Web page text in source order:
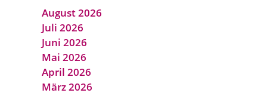
August 2026
Juli 2026
Juni 2026
Mai 2026
April 2026
März 2026